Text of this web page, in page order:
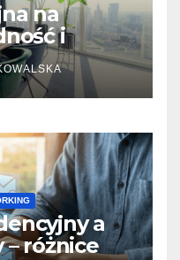
na
i
a
różnice